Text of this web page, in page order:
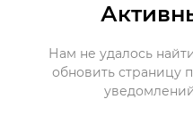
Нам не удалось
обновить страницу